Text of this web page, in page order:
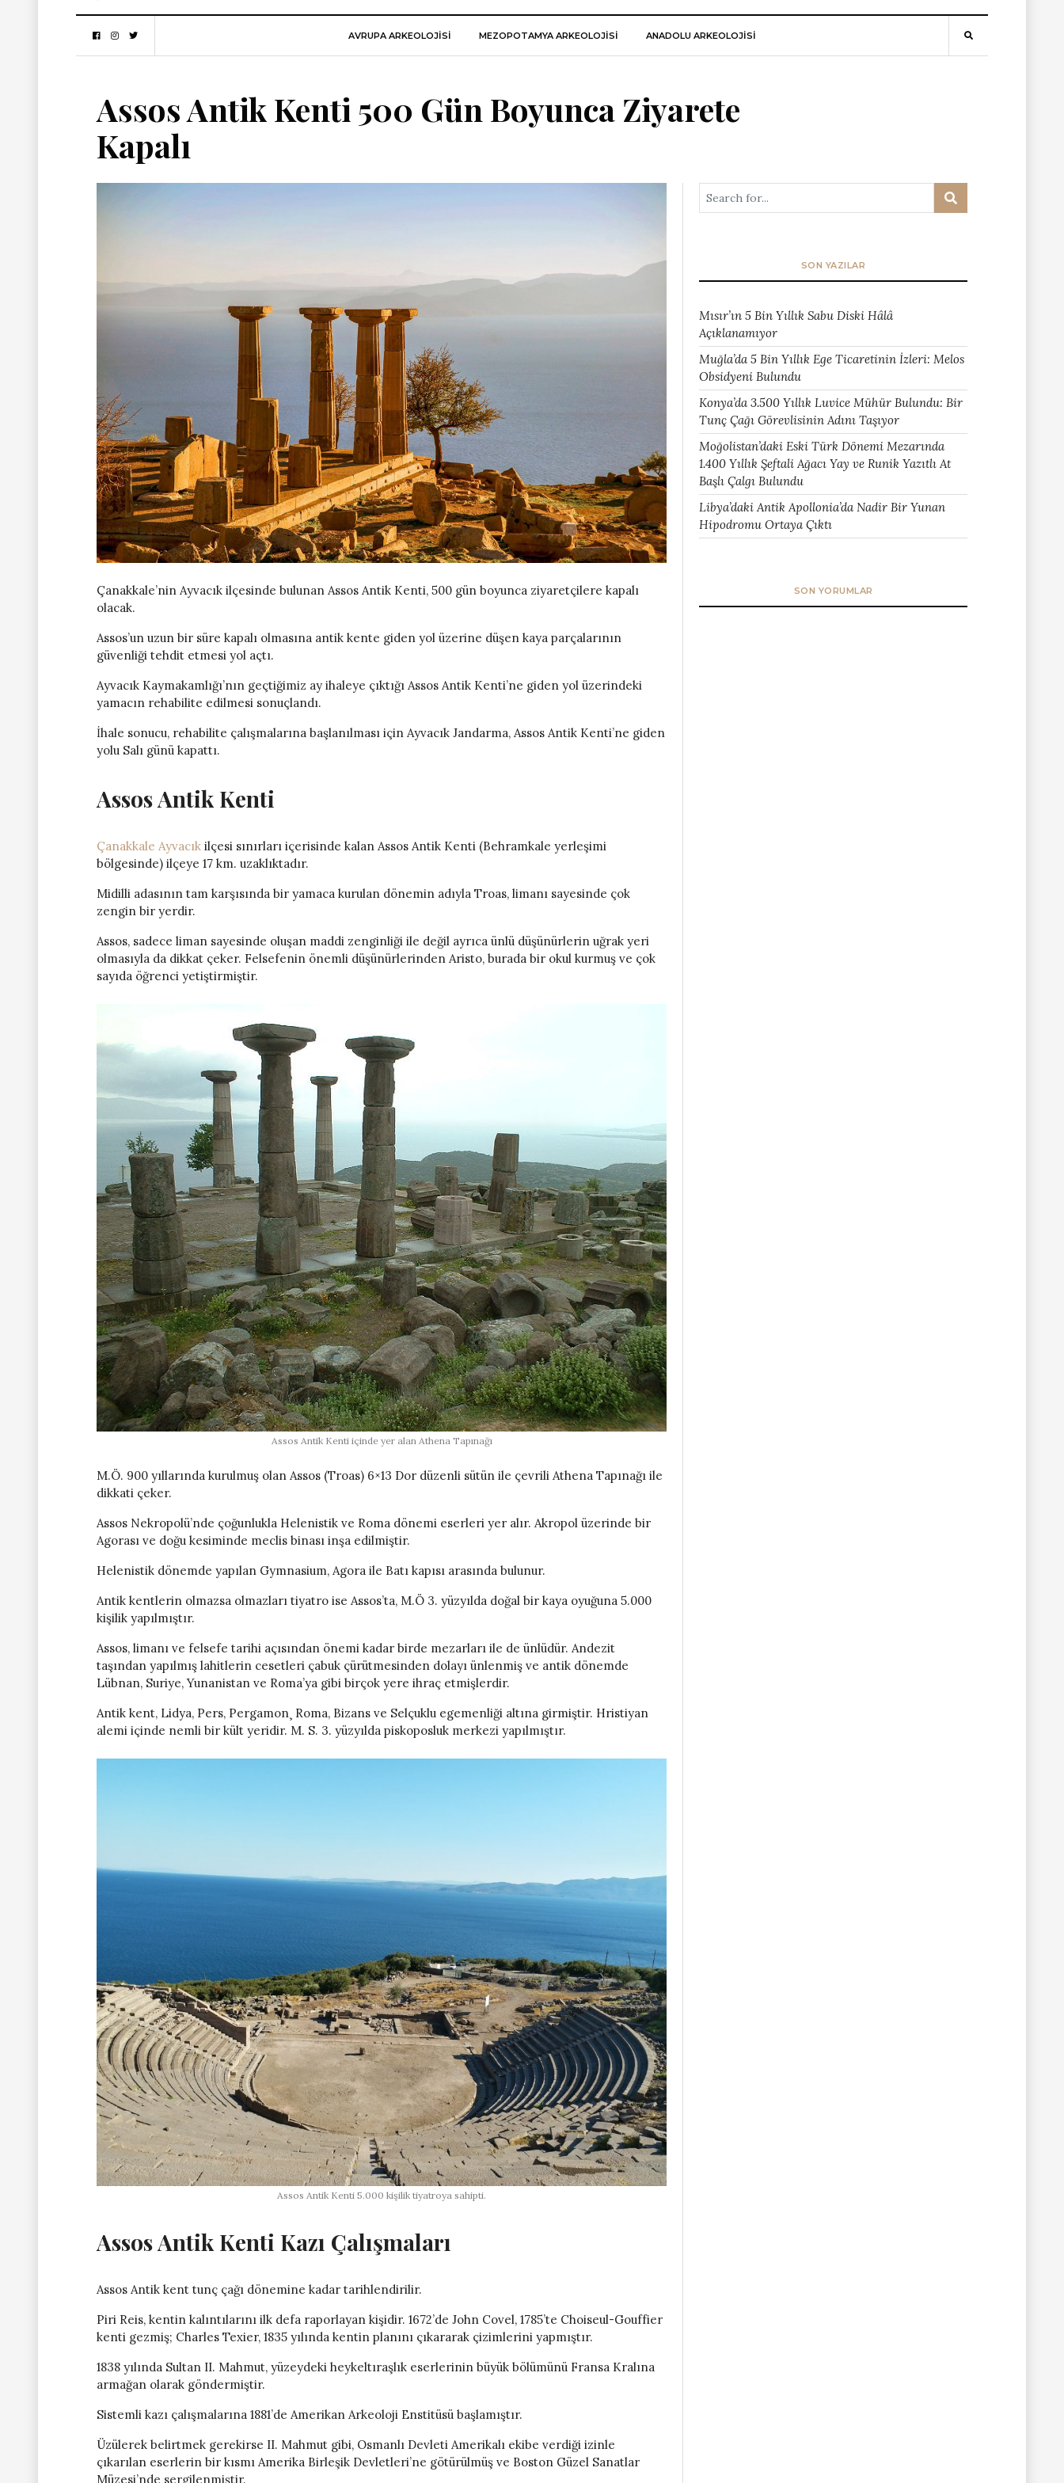
AVRUPA ARKEOLOJISI MEZOPOTAMYA ARKEOLOJISI ANADOLU ARKEOLOJİSİ
Assos Antik Kenti 500 Gün Boyunca Ziyarete
Kapalı
Çanakkale’nin Ayvacık ilçesinde bulunan Assos Antik Kenti, 500 gün boyunca ziyaretçilere kapalı
olacak.
Assos’un uzun bir süre kapalı olmasına antik kente giden yol üzerine düşen kaya parçalarının
güvenliği tehdit etmesi yol açtı.
Ayvacık Kaymakamlığı’nın geçtiğimiz ay ihaleye çıktığı Assos Antik Kenti’ne giden yol üzerindeki
yamacın rehabilite edilmesi sonuçlandı.
İhale sonucu, rehabilite çalışmalarına başlanılması için Ayvacık Jandarma, Assos Antik Kenti’ne giden
yolu Salı günü kapattı.
Assos Antik Kenti
Çanakkale Ayvacık ilçesi sınırları içerisinde kalan Assos Antik Kenti (Behramkale yerleşimi
bölgesinde) ilçeye 17 km. uzaklıktadır.
Midilli adasının tam karşısında bir yamaca kurulan dönemin adıyla Troas, limanı sayesinde çok
zengin bir yerdir.
Assos, sadece liman sayesinde oluşan maddi zenginliği ile değil ayrıca ünlü düşünürlerin uğrak yeri
olmasıyla da dikkat çeker. Felsefenin önemli düşünürlerinden Aristo, burada bir okul kurmuş ve çok
sayıda öğrenci yetiştirmiştir.
Assos Antik Kenti içinde yer alan Athena Tapınağı
M.Ö. 900 yıllarında kurulmuş olan Assos (Troas) 6×13 Dor düzenli sütün ile çevrili Athena Tapınağı ile
dikkati çeker.
Assos Nekropolü’nde çoğunlukla Helenistik ve Roma dönemi eserleri yer alır. Akropol üzerinde bir
Agorası ve doğu kesiminde meclis binası inşa edilmiştir.
Helenistik dönemde yapılan Gymnasium, Agora ile Batı kapısı arasında bulunur.
Antik kentlerin olmazsa olmazları tiyatro ise Assos’ta, M.Ö 3. yüzyılda doğal bir kaya oyuğuna 5.000
kişilik yapılmıştır.
Assos, limanı ve felsefe tarihi açısından önemi kadar birde mezarları ile de ünlüdür. Andezit
taşından yapılmış lahitlerin cesetleri çabuk çürütmesinden dolayı ünlenmiş ve antik dönemde
Lübnan, Suriye, Yunanistan ve Roma’ya gibi birçok yere ihraç etmişlerdir.
Antik kent, Lidya, Pers, Pergamon¸ Roma, Bizans ve Selçuklu egemenliği altına girmiştir. Hristiyan
alemi içinde nemli bir kült yeridir. M. S. 3. yüzyılda piskoposluk merkezi yapılmıştır.
Assos Antik Kenti 5.000 kişilik tiyatroya sahipti.
Assos Antik Kenti Kazı Çalışmaları
Assos Antik kent tunç çağı dönemine kadar tarihlendirilir.
Piri Reis, kentin kalıntılarını ilk defa raporlayan kişidir. 1672’de John Covel, 1785’te Choiseul-Gouffier
kenti gezmiş; Charles Texier, 1835 yılında kentin planını çıkararak çizimlerini yapmıştır.
1838 yılında Sultan II. Mahmut, yüzeydeki heykeltıraşlık eserlerinin büyük bölümünü Fransa Kralına
armağan olarak göndermiştir.
Sistemli kazı çalışmalarına 1881’de Amerikan Arkeoloji Enstitüsü başlamıştır.
Üzülerek belirtmek gerekirse II. Mahmut gibi, Osmanlı Devleti Amerikalı ekibe verdiği izinle
çıkarılan eserlerin bir kısmı Amerika Birleşik Devletleri’ne götürülmüş ve Boston Güzel Sanatlar
Müzesi’nde sergilenmiştir.
SON YAZILAR
Mısır’ın 5 Bin Yıllık Sabu Diski Hâlâ
Açıklanamıyor
Muğla’da 5 Bin Yıllık Ege Ticaretinin İzleri: Melos
Obsidyeni Bulundu
Konya’da 3.500 Yıllık Luvice Mühür Bulundu: Bir
Tunç Çağı Görevlisinin Adını Taşıyor
Moğolistan’daki Eski Türk Dönemi Mezarında
1.400 Yıllık Şeftali Ağacı Yay ve Runik Yazıtlı At
Başlı Çalgı Bulundu
Libya’daki Antik Apollonia’da Nadir Bir Yunan
Hipodromu Ortaya Çıktı
SON YORUMLAR